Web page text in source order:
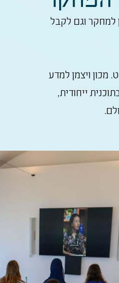
למחקר וגם לקבל
מכון ויצמן למדע
ייחודית,